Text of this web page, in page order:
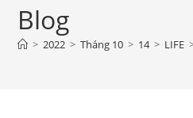
Blog
> 2022 > Tháng 10 > 14 > LIFE